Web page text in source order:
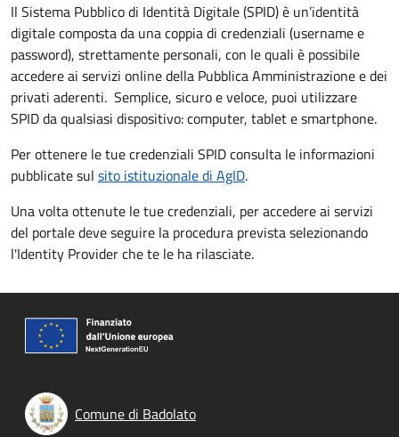
Il Sistema Pubblico di Identità Digitale (SPID) è un’identità
digitale composta da una coppia di credenziali (username e
password), strettamente personali, con le quali è possibile
accedere ai servizi online della Pubblica Amministrazione e dei
privati aderenti. Semplice, sicuro e veloce, puoi utilizzare
SPID da qualsiasi dispositivo: computer, tablet e smartphone.
Per ottenere le tue credenziali SPID consulta le informazioni
pubblicate sul sito istituzionale di AgID.
Una volta ottenute le tue credenziali, per accedere ai servizi
del portale deve seguire la procedura prevista selezionando
l'Identity Provider che te le ha rilasciate.
Comune di Badolato